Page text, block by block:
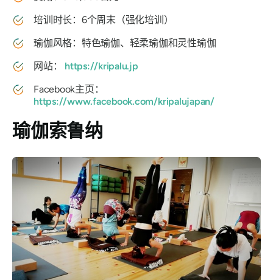
培训时长：6个周末（强化培训）
瑜伽风格：特色瑜伽、轻柔瑜伽和灵性瑜伽
网站： https://kripalu.jp
Facebook主页：
https://www.facebook.com/kripalujapan/
瑜伽索鲁纳